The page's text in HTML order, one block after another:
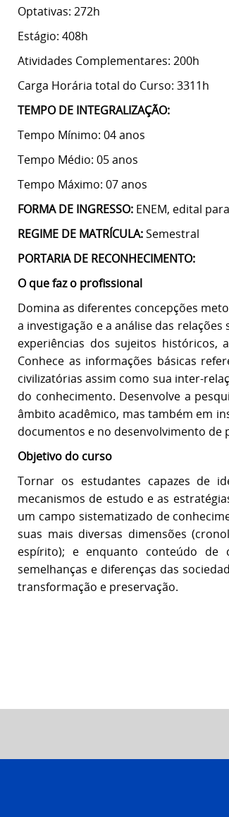
Optativas: 272h
Estágio: 408h
Atividades Complementares: 200h
Carga Horária total do Curso: 3311h
TEMPO DE INTEGRALIZAÇÃO:
Tempo Mínimo: 04 anos
Tempo Médio: 05 anos
Tempo Máximo: 07 anos
FORMA DE INGRESSO: ENEM, edital
REGIME DE MATRÍCULA:Semestral
PORTARIA DE RECONHECIMENTO:
O que faz o profissional
Domina as diferentes concepções
a investigação e a análise das
experiências dos sujeitos históricos,
Conhece as informações básicas
civilizatórias assim como sua inter-
do conhecimento. Desenvolve a
âmbito acadêmico, mas também em
documentos e no desenvolvimento
Objetivo do curso
Tornar os estudantes capazes de
mecanismos de estudo e as
um campo sistematizado de
suas mais diversas dimensões
espírito); e enquanto conteúdo de
semelhanças e diferenças das
transformação e preservação.